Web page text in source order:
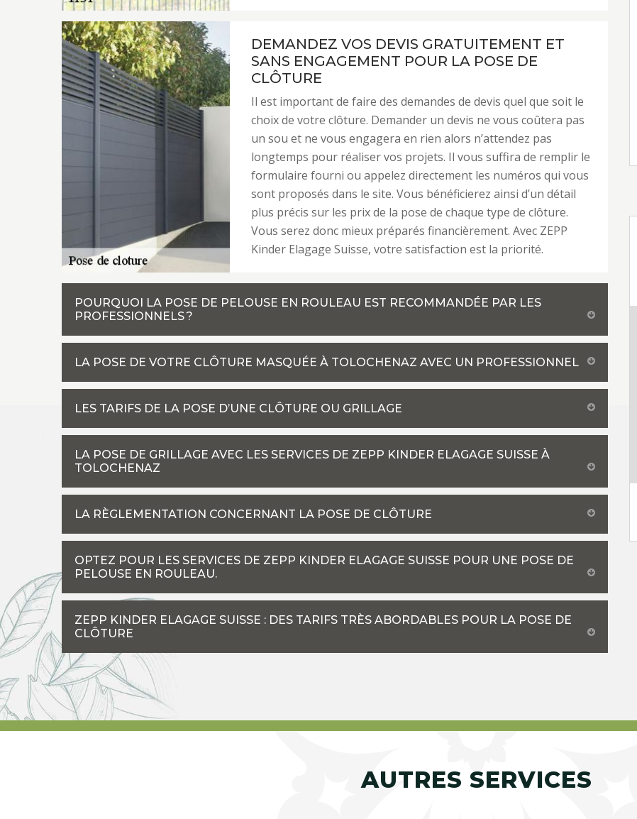
DEMANDEZ VOS DEVIS GRATUITEMENT ET
SANS ENGAGEMENT POUR LA POSE DE
CLÔTURE
Il est important de faire des demandes de devis quel que soit le
choix de votre clôture. Demander un devis ne vous coûtera pas
un sou et ne vous engagera en rien alors n’attendez pas
longtemps pour réaliser vos projets. Il vous suffira de remplir le
formulaire fourni ou appelez directement les numéros qui vous
sont proposés dans le site. Vous bénéficierez ainsi d’un détail
plus précis sur les prix de la pose de chaque type de clôture.
Vous serez donc mieux préparés financièrement. Avec ZEPP
Kinder Elagage Suisse, votre satisfaction est la priorité.
POURQUOI LA POSE DE PELOUSE EN ROULEAU EST RECOMMANDÉE PAR LES
PROFESSIONNELS ?
LA POSE DE VOTRE CLÔTURE MASQUÉE À TOLOCHENAZ AVEC UN PROFESSIONNEL
LES TARIFS DE LA POSE D’UNE CLÔTURE OU GRILLAGE
LA POSE DE GRILLAGE AVEC LES SERVICES DE ZEPP KINDER ELAGAGE SUISSE À
TOLOCHENAZ
LA RÈGLEMENTATION CONCERNANT LA POSE DE CLÔTURE
OPTEZ POUR LES SERVICES DE ZEPP KINDER ELAGAGE SUISSE POUR UNE POSE DE
PELOUSE EN ROULEAU.
ZEPP KINDER ELAGAGE SUISSE : DES TARIFS TRÈS ABORDABLES POUR LA POSE DE
CLÔTURE
AUTRES SERVICES